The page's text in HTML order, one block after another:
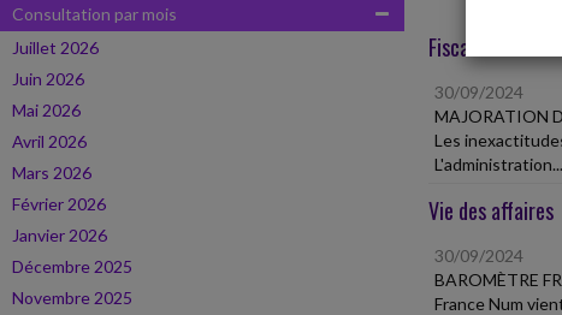
Consultation par mois
Juillet 2026
Juin 2026
Mai 2026
Avril 2026
Mars 2026
Février 2026
Janvier 2026
Décembre 2025
Novembre 2025
Fiscal TPE
30/09/2024
MAJORATION
Les
L'administration...
Vie des affaires
30/09/2024
BAROMÈTRE
France Num